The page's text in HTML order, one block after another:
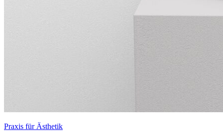
Praxis für Ästhetik